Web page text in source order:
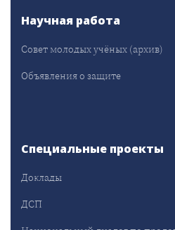
Научная работа
Совет молодых учёных (архив)
Объявления о защите
Специальные проекты
Доклады
ДСП